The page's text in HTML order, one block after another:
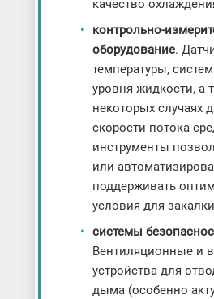
качество
контрольно-
оборудование.
температуры,
уровня жидкости, а
некоторых случаях
скорости потока
инструменты
или
поддерживать
условия для
системы
Вентиляционные и
устройства для
дыма (особенно